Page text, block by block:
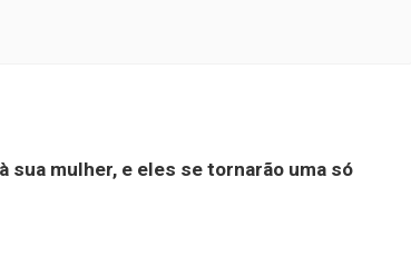
sua mulher, e eles se tornarão uma só